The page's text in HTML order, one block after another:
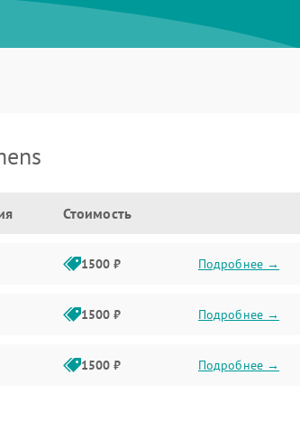
Стоимость
1500 ₽ Подробнее →
1500 ₽ Подробнее →
1500 ₽ Подробнее →